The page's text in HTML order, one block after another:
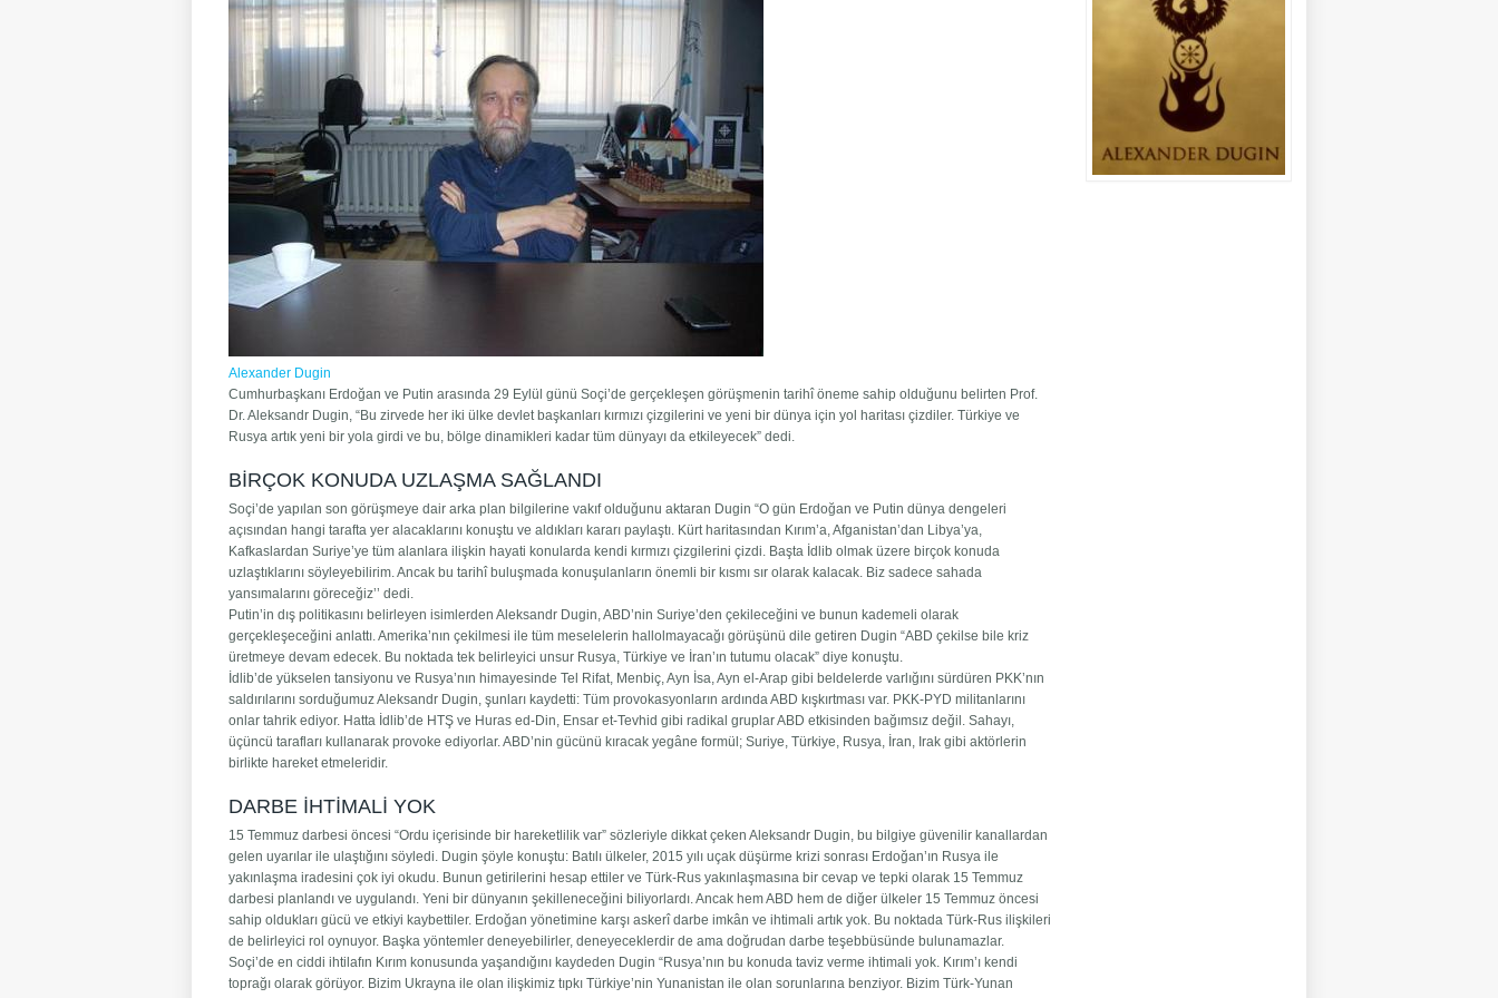
Alexander Dugin
Cumhurbaşkanı Erdoğan ve Putin arasında 29 Eylül günü Soçi’de gerçekleşen görüşmenin tarihî öneme sahip olduğunu belirten Prof.
Dr. Aleksandr Dugin, “Bu zirvede her iki ülke devlet başkanları kırmızı çizgilerini ve yeni bir dünya için yol haritası çizdiler. Türkiye ve
Rusya artık yeni bir yola girdi ve bu, bölge dinamikleri kadar tüm dünyayı da etkileyecek” dedi.
BİRÇOK KONUDA UZLAŞMA SAĞLANDI
Soçi’de yapılan son görüşmeye dair arka plan bilgilerine vakıf olduğunu aktaran Dugin “O gün Erdoğan ve Putin dünya dengeleri
açısından hangi tarafta yer alacaklarını konuştu ve aldıkları kararı paylaştı. Kürt haritasından Kırım’a, Afganistan’dan Libya’ya,
Kafkaslardan Suriye’ye tüm alanlara ilişkin hayati konularda kendi kırmızı çizgilerini çizdi. Başta İdlib olmak üzere birçok konuda
uzlaştıklarını söyleyebilirim. Ancak bu tarihî buluşmada konuşulanların önemli bir kısmı sır olarak kalacak. Biz sadece sahada
yansımalarını göreceğiz’’ dedi.
Putin’in dış politikasını belirleyen isimlerden Aleksandr Dugin, ABD’nin Suriye’den çekileceğini ve bunun kademeli olarak
gerçekleşeceğini anlattı. Amerika’nın çekilmesi ile tüm meselelerin hallolmayacağı görüşünü dile getiren Dugin “ABD çekilse bile kriz
üretmeye devam edecek. Bu noktada tek belirleyici unsur Rusya, Türkiye ve İran’ın tutumu olacak” diye konuştu.
İdlib’de yükselen tansiyonu ve Rusya’nın himayesinde Tel Rifat, Menbiç, Ayn İsa, Ayn el-Arap gibi beldelerde varlığını sürdüren PKK’nın
saldırılarını sorduğumuz Aleksandr Dugin, şunları kaydetti: Tüm provokasyonların ardında ABD kışkırtması var. PKK-PYD militanlarını
onlar tahrik ediyor. Hatta İdlib’de HTŞ ve Huras ed-Din, Ensar et-Tevhid gibi radikal gruplar ABD etkisinden bağımsız değil. Sahayı,
üçüncü tarafları kullanarak provoke ediyorlar. ABD’nin gücünü kıracak yegâne formül; Suriye, Türkiye, Rusya, İran, Irak gibi aktörlerin
birlikte hareket etmeleridir.
DARBE İHTİMALİ YOK
15 Temmuz darbesi öncesi “Ordu içerisinde bir hareketlilik var” sözleriyle dikkat çeken Aleksandr Dugin, bu bilgiye güvenilir kanallardan
gelen uyarılar ile ulaştığını söyledi. Dugin şöyle konuştu: Batılı ülkeler, 2015 yılı uçak düşürme krizi sonrası Erdoğan’ın Rusya ile
yakınlaşma iradesini çok iyi okudu. Bunun getirilerini hesap ettiler ve Türk-Rus yakınlaşmasına bir cevap ve tepki olarak 15 Temmuz
darbesi planlandı ve uygulandı. Yeni bir dünyanın şekilleneceğini biliyorlardı. Ancak hem ABD hem de diğer ülkeler 15 Temmuz öncesi
sahip oldukları gücü ve etkiyi kaybettiler. Erdoğan yönetimine karşı askerî darbe imkân ve ihtimali artık yok. Bu noktada Türk-Rus ilişkileri
de belirleyici rol oynuyor. Başka yöntemler deneyebilirler, deneyeceklerdir de ama doğrudan darbe teşebbüsünde bulunamazlar.
Soçi’de en ciddi ihtilafın Kırım konusunda yaşandığını kaydeden Dugin “Rusya’nın bu konuda taviz verme ihtimali yok. Kırım’ı kendi
toprağı olarak görüyor. Bizim Ukrayna ile olan ilişkimiz tıpkı Türkiye’nin Yunanistan ile olan sorunlarına benziyor. Bizim Türk-Yunan